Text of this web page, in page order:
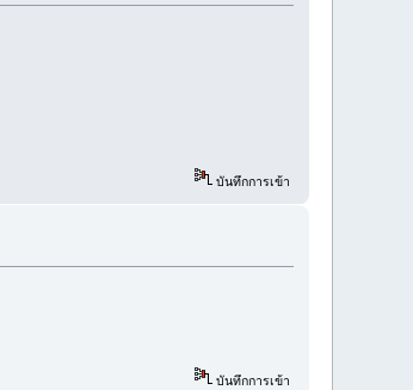
บันทึกการเข้า
บันทึกการเข้า